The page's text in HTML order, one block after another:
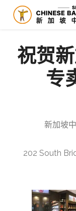
祝贺
专
新加坡
202 South